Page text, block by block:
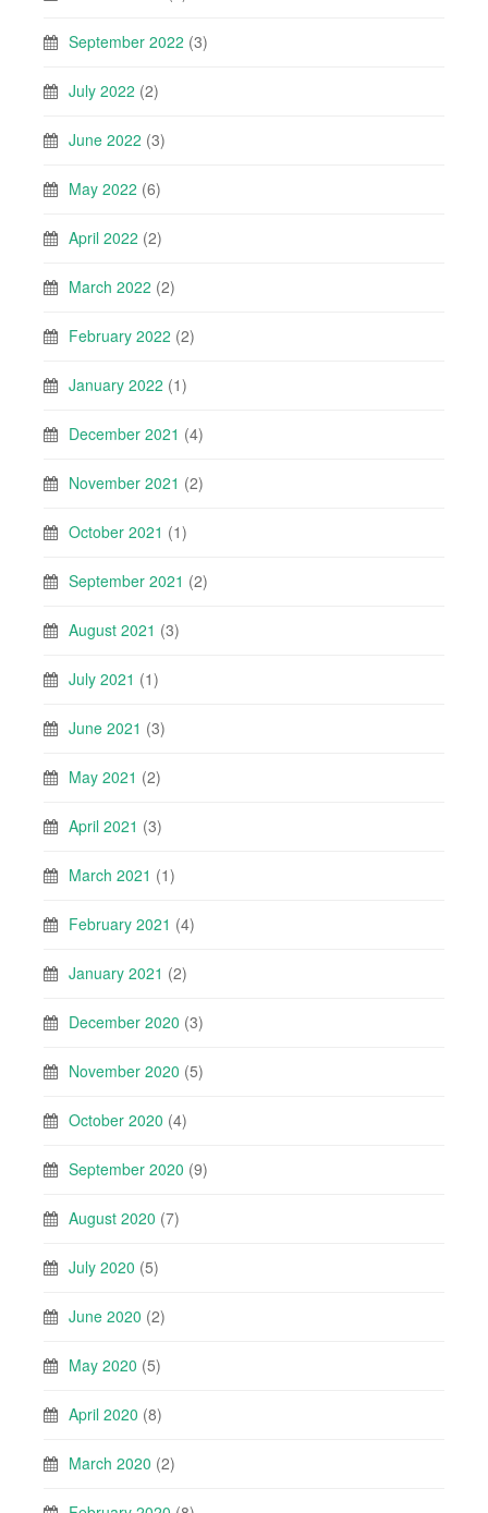
September 2022 (3)
July 2022 (2)
June 2022 (3)
May 2022 (6)
April 2022 (2)
March 2022 (2)
February 2022 (2)
January 2022 (1)
December 2021 (4)
November 2021 (2)
October 2021 (1)
September 2021 (2)
August 2021 (3)
July 2021 (1)
June 2021 (3)
May 2021 (2)
April 2021 (3)
March 2021 (1)
February 2021 (4)
January 2021 (2)
December 2020 (3)
November 2020 (5)
October 2020 (4)
September 2020 (9)
August 2020 (7)
July 2020 (5)
June 2020 (2)
May 2020 (5)
April 2020 (8)
March 2020 (2)